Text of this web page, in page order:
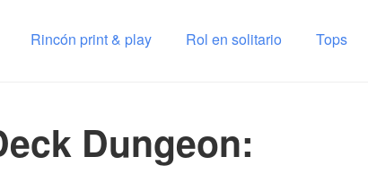
Rincón print & play Rol en solitario Tops
Dungeon: